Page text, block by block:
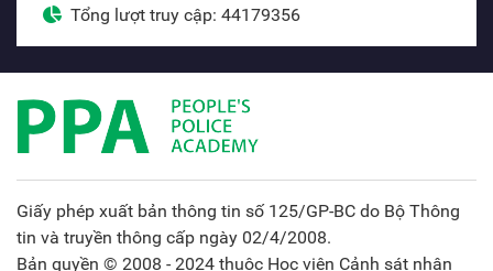
Tổng lượt truy cập: 44179356
Giấy phép xuất bản thông tin số 125/GP-BC do Bộ Thông
tin và truyền thông cấp ngày 02/4/2008.
Bản quyền © 2008 - 2024 thuộc Học viện Cảnh sát nhân